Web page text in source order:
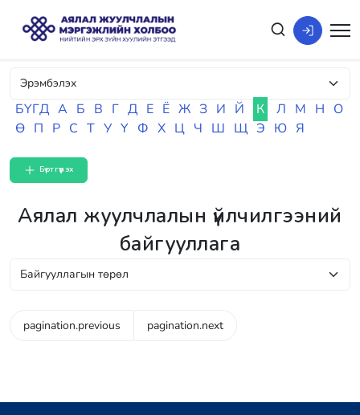
БҮГД А Б В Г Д Е Ё Ж З И Й К Л М Н О
Ө П Р С Т У Ү Ф Х Ц Ч Ш Щ Э Ю Я
Бүртгүүлэх
Аялал жуулчлалын үйлчилгээний
байгууллага
pagination.previous pagination.next